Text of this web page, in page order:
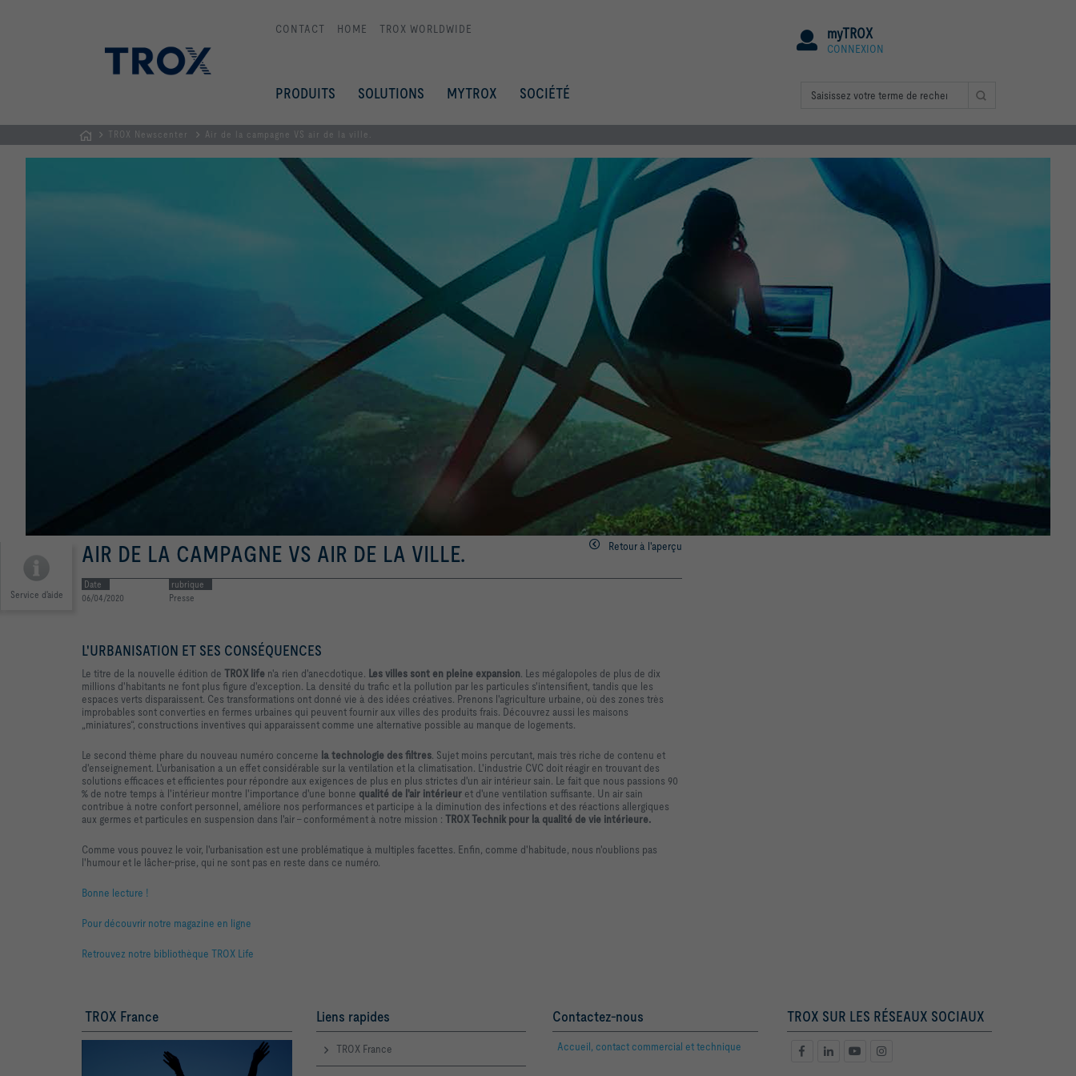
CONTACT HOME TROX WORLDWIDE myTROX
CONNEXION
PRODUITS SOLUTIONS MYTROX SOCIÉTÉ
TROX Newscenter Air de la campagne VS air de la ville.
Service d'aide
AIR DE LA CAMPAGNE VS AIR DE LA VILLE. Retour à l'aperçu
Date
06/04/2020
rubrique
Presse
L'URBANISATION ET SES CONSÉQUENCES
Le titre de la nouvelle édition de TROX life n'a rien d'anecdotique. Les villes sont en pleine expansion. Les mégalopoles de plus de dix
millions d'habitants ne font plus figure d'exception. La densité du trafic et la pollution par les particules s'intensifient, tandis que les
espaces verts disparaissent. Ces transformations ont donné vie à des idées créatives. Prenons l'agriculture urbaine, où des zones très
improbables sont converties en fermes urbaines qui peuvent fournir aux villes des produits frais. Découvrez aussi les maisons
„miniatures“, constructions inventives qui apparaissent comme une alternative possible au manque de logements.
Le second thème phare du nouveau numéro concerne la technologie des filtres. Sujet moins percutant, mais très riche de contenu et
d'enseignement. L'urbanisation a un effet considérable sur la ventilation et la climatisation. L'industrie CVC doit réagir en trouvant des
solutions efficaces et efficientes pour répondre aux exigences de plus en plus strictes d'un air intérieur sain. Le fait que nous passions 90
% de notre temps à l'intérieur montre l'importance d'une bonne qualité de l'air intérieur et d'une ventilation suffisante. Un air sain
contribue à notre confort personnel, améliore nos performances et participe à la diminution des infections et des réactions allergiques
aux germes et particules en suspension dans l'air - conformément à notre mission : TROX Technik pour la qualité de vie intérieure.
Comme vous pouvez le voir, l'urbanisation est une problématique à multiples facettes. Enfin, comme d'habitude, nous n'oublions pas
l'humour et le lâcher-prise, qui ne sont pas en reste dans ce numéro.
Bonne lecture !
Pour découvrir notre magazine en ligne
Retrouvez notre bibliothèque TROX Life
TROX France Liens rapides
TROX France
Contactez-nous
Accueil, contact commercial et technique
TROX SUR LES RÉSEAUX SOCIAUX